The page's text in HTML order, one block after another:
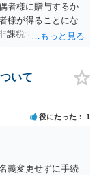
者様に贈与するか
様が得ることにな
課税であり、トイ
いて
役にたった 1
義変更せずに手続